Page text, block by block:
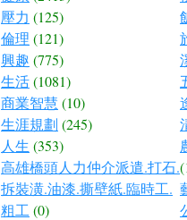
壓力 (125)
倫理 (121)
興趣 (775)
生活(1081)
商業智慧 (10)
生涯規劃 (245)
人生 (353)
高雄橋頭人力仲介派遣.打石.
拆裝潢.油漆.撕壁紙.臨時工.
粗工 (0)